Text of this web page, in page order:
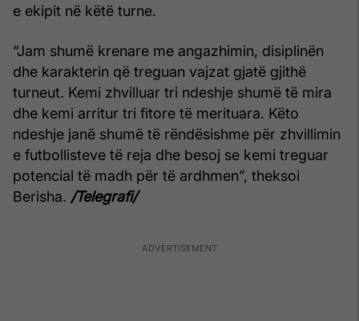
e ekipit në këtë turne.
“Jam shumë krenare me angazhimin, disiplinën
dhe karakterin që treguan vajzat gjatë gjithë
turneut. Kemi zhvilluar tri ndeshje shumë të mira
dhe kemi arritur tri fitore të merituara. Këto
ndeshje janë shumë të rëndësishme për zhvillimin
e futbollisteve të reja dhe besoj se kemi treguar
potencial të madh për të ardhmen”, theksoi
Berisha. /Telegrafi/